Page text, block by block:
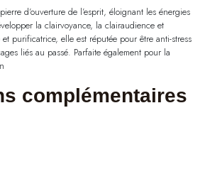
d’ouverture de l’esprit, éloignant les énergies
la clairvoyance, la clairaudience et
et purificatrice, elle est réputée pour être anti-stress
liés au passé. Parfaite également pour la
complémentaires